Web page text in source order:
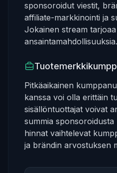
sponsoroidut viestit,
affiliate-markkinointi ja
Jokainen stream tarjoaa
ansaintamahdollisuuksia.
Pitkäaikainen
kanssa voi olla erittäin
sisällöntuottajat voivat
summia sponsoroidusta
hinnat vaihtelevat
ja brändin arvostuksen